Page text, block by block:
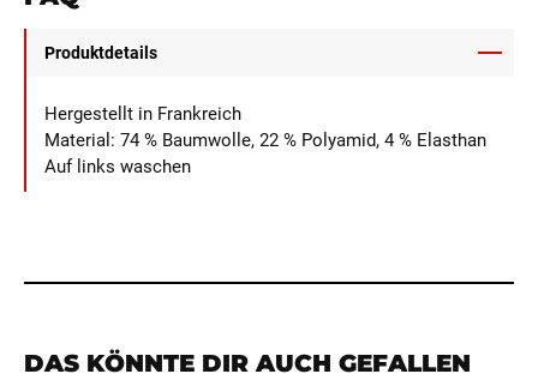
Produktdetails
Hergestellt in Frankreich
Material: 74 % Baumwolle, 22 % Polyamid, 4 % Elasthan
Auf links waschen
DAS KÖNNTE DIR AUCH GEFALLEN